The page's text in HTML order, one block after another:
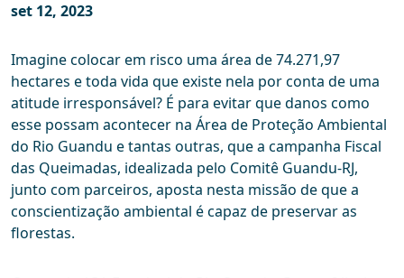
set 12, 2023
Imagine colocar em risco uma área de 74.271,97
hectares e toda vida que existe nela por conta de uma
atitude irresponsável? É para evitar que danos como
esse possam acontecer na Área de Proteção Ambiental
do Rio Guandu e tantas outras, que a campanha Fiscal
das Queimadas, idealizada pelo Comitê Guandu-RJ,
junto com parceiros, aposta nesta missão de que a
conscientização ambiental é capaz de preservar as
florestas.